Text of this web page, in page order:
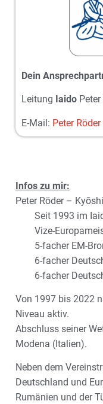
Dein
Leitung Iaido
E-Mail: Peter Röder
Infos zu mir:
Peter Röder –
Seit 1993 im
Vize-
5-facher EM-
6-facher
6-facher
Von 1997 bis 2022
Niveau aktiv.
Abschluss seiner
Modena (Italien).
Neben dem
Deutschland und
Rumänien und der